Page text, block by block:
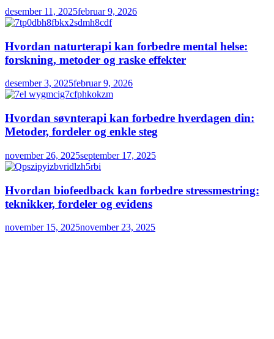
desember 11, 2025februar 9, 2026
Hvordan naturterapi kan forbedre mental helse:
forskning, metoder og raske effekter
desember 3, 2025februar 9, 2026
Hvordan søvnterapi kan forbedre hverdagen din:
Metoder, fordeler og enkle steg
november 26, 2025september 17, 2025
Hvordan biofeedback kan forbedre stressmestring:
teknikker, fordeler og evidens
november 15, 2025november 23, 2025